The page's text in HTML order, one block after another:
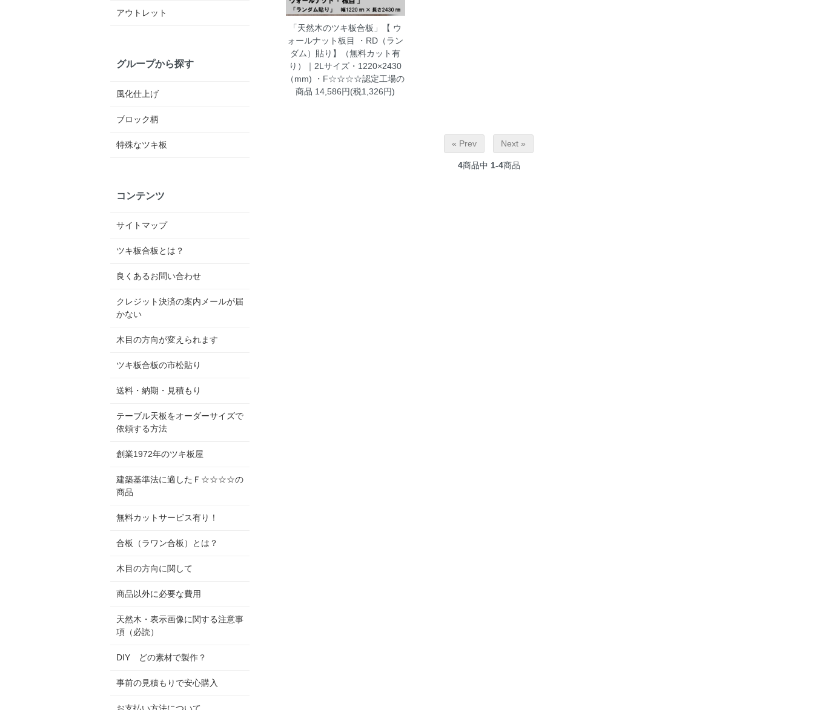
「天然木のツキ板合板」【 ウ
ォールナット板目 ・RD（ラン
ダム）貼り】（無料カット有
り）｜2Lサイズ・1220×2430
（mm) ・F☆☆☆☆認定工場の
商品 14,586円(税1,326円)
« Prev Next »
4商品中 1-4商品
アウトレット
グループから探す
風化仕上げ
ブロック柄
特殊なツキ板
コンテンツ
サイトマップ
ツキ板合板とは？
良くあるお問い合わせ
クレジット決済の案内メールが届
かない
木目の方向が変えられます
ツキ板合板の市松貼り
送料・納期・見積もり
テーブル天板をオーダーサイズで
依頼する方法
創業1972年のツキ板屋
建築基準法に適したＦ☆☆☆☆の
商品
無料カットサービス有り！
合板（ラワン合板）とは？
木目の方向に関して
商品以外に必要な費用
天然木・表示画像に関する注意事
項（必読）
DIY どの素材で製作？
事前の見積もりで安心購入